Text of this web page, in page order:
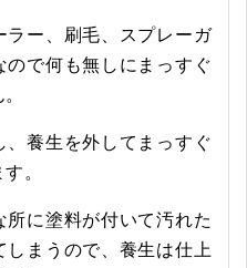
ラー、刷毛、スプレーガ
ので何も無しにまっすぐ
、養生を外してまっすぐ
。
に塗料が付いて汚れた
しまうので、養生は仕上